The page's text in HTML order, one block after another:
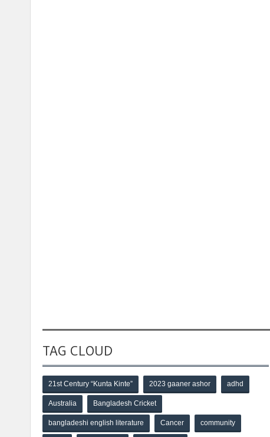
TAG CLOUD
21st Century “Kunta Kinte” 2023 gaaner ashor adhd
Australia Bangladesh Cricket
bangladeshi english literature Cancer community